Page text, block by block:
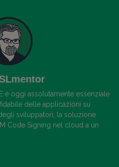
è oggi assolutamente essenziale
delle applicazioni su
sviluppatori, la soluzione
Code Signing nel cloud a un